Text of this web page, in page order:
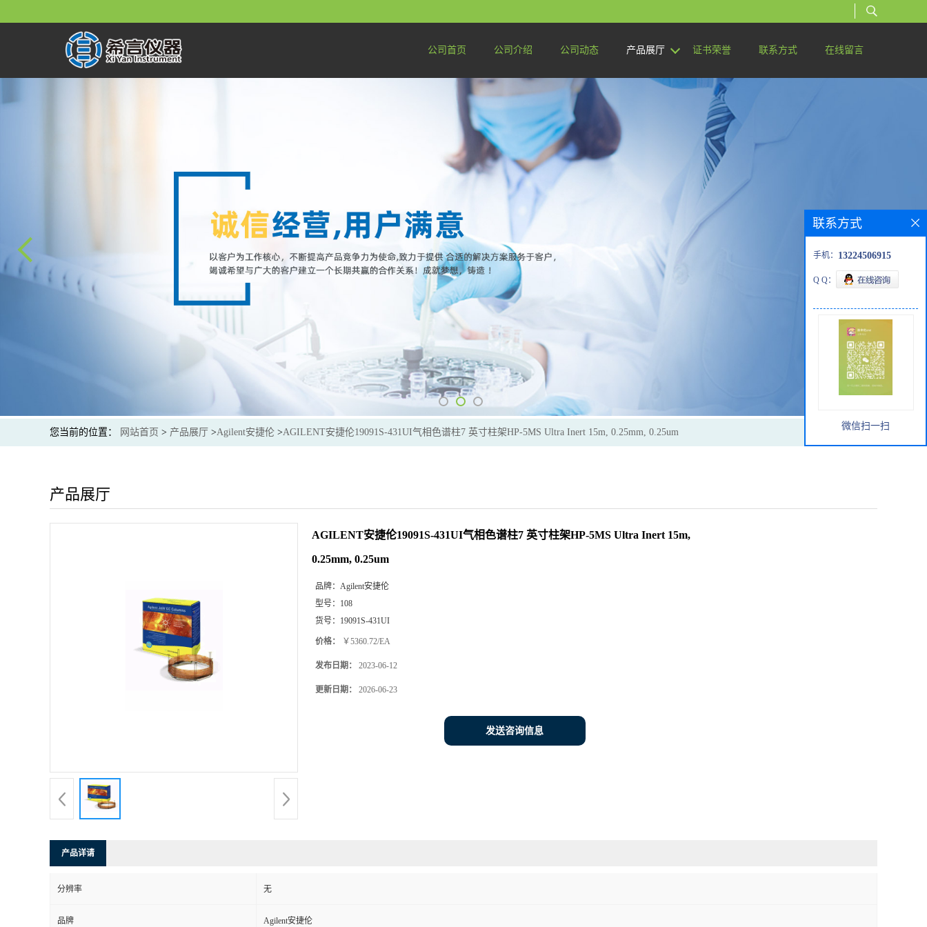
公司首页 公司介绍 公司动态 产品展厅 证书荣誉 联系方式 在线留言
您当前的位置： 网站首页 > 产品展厅 >Agilent安捷伦 >AGILENT安捷伦19091S-431UI气相色谱柱7 英寸柱架HP-5MS Ultra Inert 15m, 0.25mm, 0.25um
产品展厅
AGILENT安捷伦19091S-431UI气相色谱柱7 英寸柱架HP-5MS Ultra Inert 15m,
0.25mm, 0.25um
品牌： Agilent安捷伦
型号： 108
货号： 19091S-431UI
价格： ￥5360.72/EA
发布日期： 2023-06-12
更新日期： 2026-06-23
发送咨询信息
产品详请
分辨率 无
品牌 Agilent安捷伦
联系方式
手机： 13224506915
Q Q：
微信扫一扫